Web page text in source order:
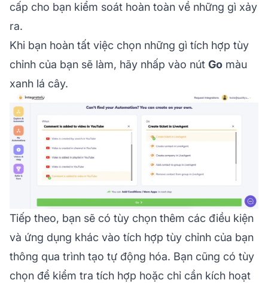
cấp cho bạn kiểm soát hoàn toàn về những gì xảy
ra.
Khi bạn hoàn tất việc chọn những gì tích hợp tùy
chỉnh của bạn sẽ làm, hãy nhấp vào nút Go màu
xanh lá cây.
Tiếp theo, bạn sẽ có tùy chọn thêm các điều kiện
và ứng dụng khác vào tích hợp tùy chỉnh của bạn
thông qua trình tạo tự động hóa. Bạn cũng có tùy
chọn để kiểm tra tích hợp hoặc chỉ cần kích hoạt